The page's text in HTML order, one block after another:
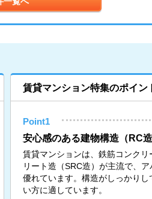
賃貸マンション特集のポイン
Point1
安心感のある建物構造（RC
賃貸マンションは、鉄筋コンク
リート造（SRC造）が主流で、
優れています。構造がしっかり
い方に適しています。